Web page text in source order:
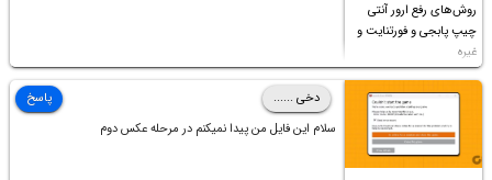
روش‌های رفع ارور آنتی
چیپ پابجی و فورتنایت و
غیره
دخی ......
سلام این فایل من پیدا نمیکنم در مرحله عکس دوم
پاسخ